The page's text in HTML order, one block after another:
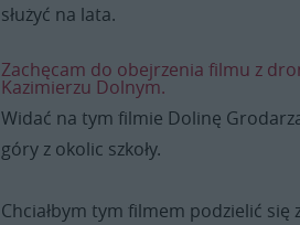
służyć na lata.
Zachęcam do obejrzenia filmu z
Kazimierzu Dolnym.
Widać na tym filmie Dolinę
góry z okolic szkoły.
Chciałbym tym filmem podzielić